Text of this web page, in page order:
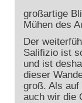
großartige
Mühen des
Der
Salifizio ist
und ist
dieser
groß. Als auf
auch wir die